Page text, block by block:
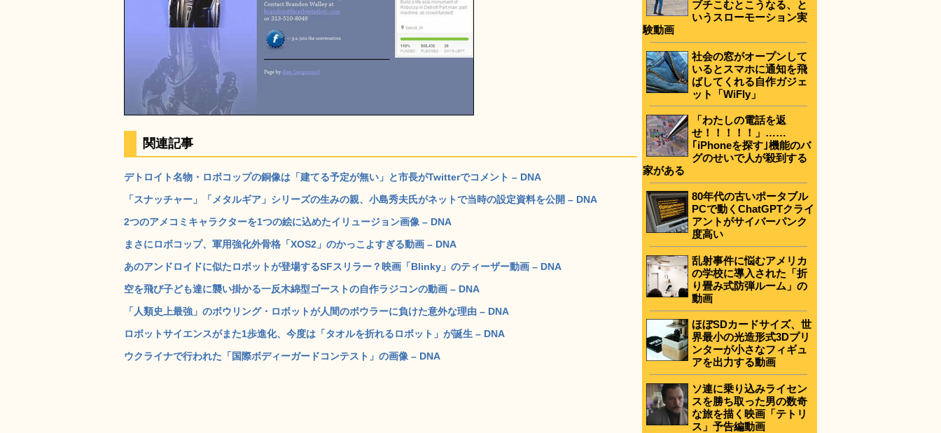
関連記事
デトロイト名物・ロボコップの銅像は「建てる予定が無い」と市長がTwitterでコメント – DNA
「スナッチャー」「メタルギア」シリーズの生みの親、小島秀夫氏がネットで当時の設定資料を公開 – DNA
2つのアメコミキャラクターを1つの絵に込めたイリュージョン画像 – DNA
まさにロボコップ、軍用強化外骨格「XOS2」のかっこよすぎる動画 – DNA
あのアンドロイドに似たロボットが登場するSFスリラー？映画「Blinky」のティーザー動画 – DNA
空を飛び子ども達に襲い掛かる一反木綿型ゴーストの自作ラジコンの動画 – DNA
「人類史上最強」のボウリング・ロボットが人間のボウラーに負けた意外な理由 – DNA
ロボットサイエンスがまた1歩進化、今度は「タオルを折れるロボット」が誕生 – DNA
ウクライナで行われた「国際ボディーガードコンテスト」の画像 – DNA
ブチこむとこうなる、と
いうスローモーション実
験動画
社会の窓がオープンして
いるとスマホに通知を飛
ばしてくれる自作ガジェ
ット「WiFly」
「わたしの電話を返
せ！！！！！」……
｢iPhoneを探す｣機能のバ
グのせいで人が殺到する
家がある
80年代の古いポータブル
PCで動くChatGPTクライ
アントがサイバーパンク
度高い
乱射事件に悩むアメリカ
の学校に導入された「折
り畳み式防弾ルーム」の
動画
ほぼSDカードサイズ、世
界最小の光造形式3Dプリ
ンターが小さなフィギュ
アを出力する動画
ソ連に乗り込みライセン
スを勝ち取った男の数奇
な旅を描く映画「テトリ
ス」予告編動画